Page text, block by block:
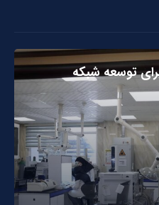
توسعه شبکه